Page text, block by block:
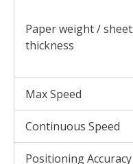
Paper weight / sheet
thickness
Max Speed
Continuous Speed
Positioning Accuracy